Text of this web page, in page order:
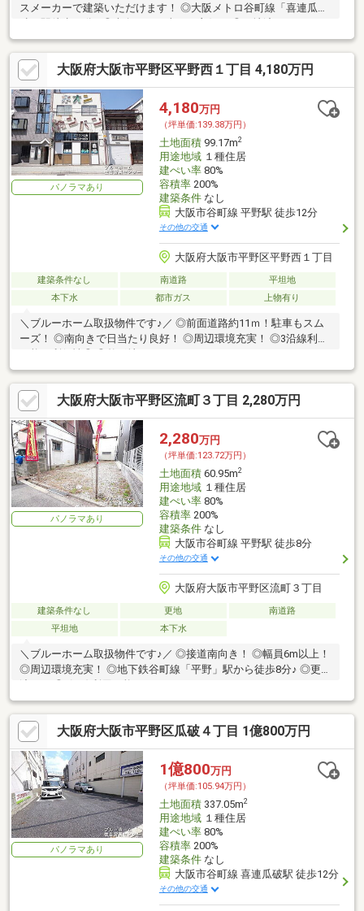
スメーカーで建築いただけます！ ◎大阪メトロ谷町線「喜連瓜
破」駅徒歩13分♪ ◎南向きで日当たり良好！ ◎更地渡し！
大阪府大阪市平野区平野西１丁目 4,180万円
パノラマあり
4,180万円
（坪単価:139.38万円）
土地面積99.17m2
用途地域１種住居
建ぺい率80%
容積率200%
建築条件なし
大阪市谷町線 平野駅 徒歩12分
その他の交通
大阪府大阪市平野区平野西１丁目
建築条件なし 南道路
平坦地
本下水
都市ガス 上物有り
＼ブルーホーム取扱物件です♪／ ◎前面道路約11ｍ！駐車もスム
ーズ！ ◎南向きで日当たり良好！ ◎周辺環境充実！ ◎3沿線利用
大阪府大阪市平野区流町３丁目 2,280万円
パノラマあり
2,280万円
（坪単価:123.72万円）
土地面積60.95m2
用途地域１種住居
建ぺい率80%
容積率200%
建築条件なし
大阪市谷町線 平野駅 徒歩8分
その他の交通
大阪府大阪市平野区流町３丁目
建築条件なし 更地
南道路
平坦地
本下水
＼ブルーホーム取扱物件です♪／ ◎接道南向き！ ◎幅員6m以上！
◎周辺環境充実！ ◎地下鉄谷町線「平野」駅から徒歩8分♪ ◎更地
大阪府大阪市平野区瓜破４丁目 1億800万円
パノラマあり
1億800万円
（坪単価:105.94万円）
土地面積337.05m2
用途地域１種住居
建ぺい率80%
容積率200%
建築条件なし
大阪市谷町線 喜連瓜破駅 徒歩12分
その他の交通